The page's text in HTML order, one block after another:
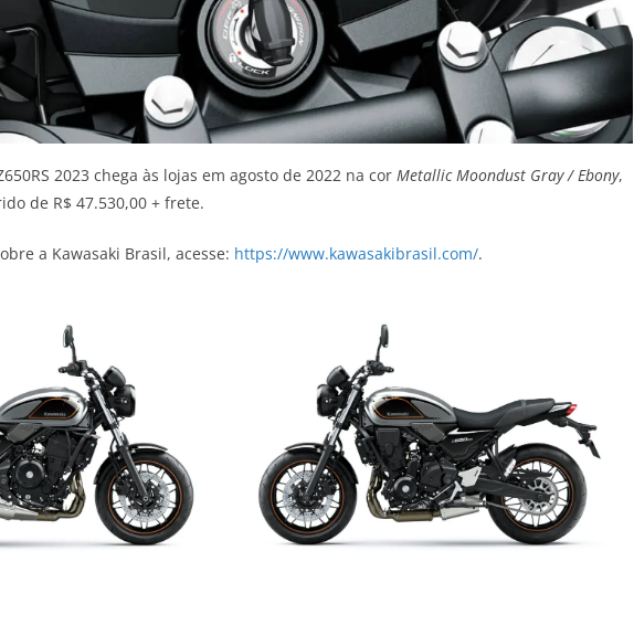
2023 chega às lojas em agosto de 2022 na cor Metallic Moondust Gray / Ebony,
de R$ 47.530,00 + frete.
a Kawasaki Brasil, acesse: https://www.kawasakibrasil.com/.